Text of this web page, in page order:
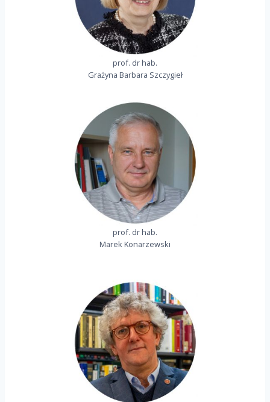
prof. dr hab.
Grażyna Barbara Szczygieł
prof. dr hab.
Marek Konarzewski